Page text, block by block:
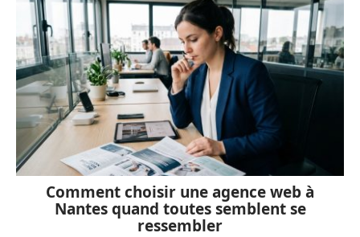
Comment choisir une agence web à
Nantes quand toutes semblent se
ressembler